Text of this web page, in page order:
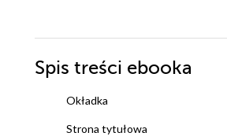
Spis treści ebooka
Okładka
Strona tytułowa